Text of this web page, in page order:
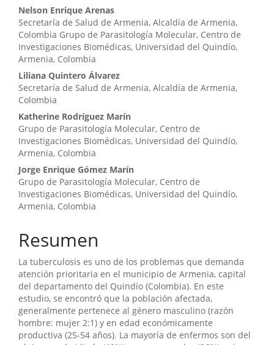
Contenido
principal
del
artículo
Nelson Enrique Arenas
Secretaría de Salud de Armenia, Alcaldía de Armenia,
Colombia Grupo de Parasitología Molecular, Centro de
Investigaciones Biomédicas, Universidad del Quindío,
Armenia, Colombia
Liliana Quintero Álvarez
Secretaría de Salud de Armenia, Alcaldía de Armenia,
Colombia
Katherine Rodríguez Marín
Grupo de Parasitología Molecular, Centro de
Investigaciones Biomédicas, Universidad del Quindío,
Armenia, Colombia
Jorge Enrique Gómez Marín
Grupo de Parasitología Molecular, Centro de
Investigaciones Biomédicas, Universidad del Quindío,
Armenia, Colombia
Resumen
La tuberculosis es uno de los problemas que demanda
atención prioritaria en el municipio de Armenia, capital
del departamento del Quindío (Colombia). En este
estudio, se encontró que la población afectada,
generalmente pertenece al género masculino (razón
hombre: mujer 2:1) y en edad económicamente
productiva (25-54 años). La mayoría de enfermos son del